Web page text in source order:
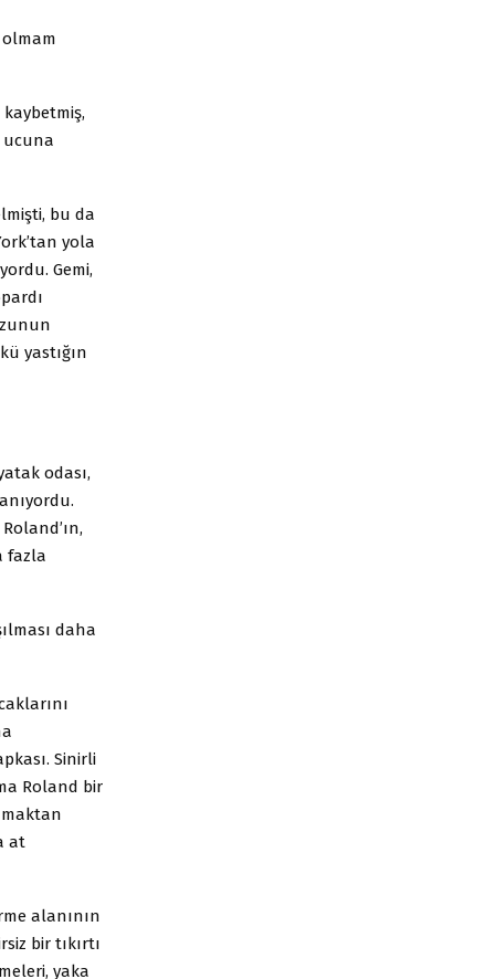
olmam
ucuna
bu da
yola
Gemi,
yastığın
odası,
fazla
daha
Sinirli
Roland bir
at
alanının
bir tıkırtı
yaka